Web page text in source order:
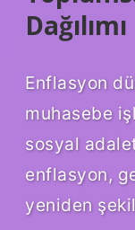
Dağılımı
Enflasyon
muhasebe
sosyal
enflasyon,
yeniden